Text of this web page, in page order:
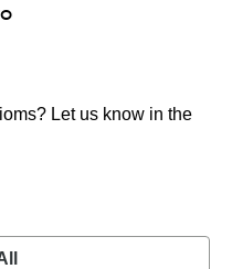
Let us know in the